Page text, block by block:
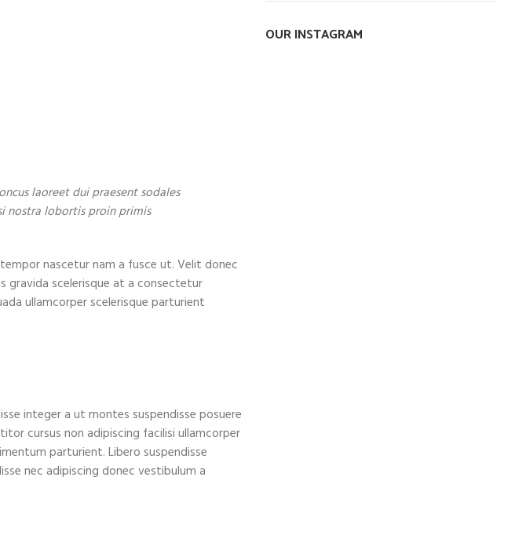
laoreet dui praesent sodales
nostra lobortis proin primis
nascetur nam a fusce ut. Velit donec
gravida scelerisque at a consectetur
ullamcorper scelerisque parturient
integer a ut montes suspendisse posuere
cursus non adipiscing facilisi ullamcorper
parturient. Libero suspendisse
nec adipiscing donec vestibulum a
OUR INSTAGRAM